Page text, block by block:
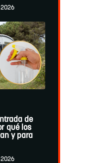
de
qué los
y para